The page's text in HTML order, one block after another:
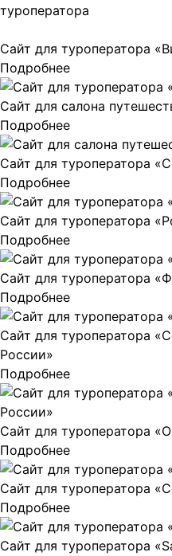
туроператора
Сайт для туроператора
Подробнее
Сайт для салона
Подробнее
Сайт для туроператора
Подробнее
Сайт для туроператора
Подробнее
Сайт для туроператора
Подробнее
Сайт для туроператора
России»
Подробнее
Сайт для туроператора
Подробнее
Сайт для туроператора
Подробнее
Сайт для туроператора